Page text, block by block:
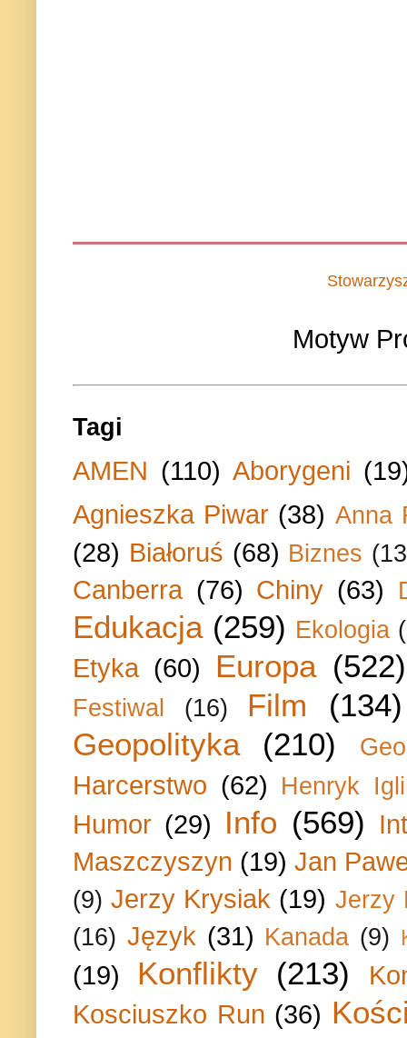
Motyw
Tagi
AMEN (110) Aborygeni
Agnieszka Piwar (38) Anna
(28) Białoruś (68) Biznes
Canberra (76) Chiny (63)
Edukacja (259) Ekologia
Etyka (60) Europa (522)
Festiwal (16) Film
(134)
Geopolityka
(210)
Harcerstwo (62) Henryk
Humor (29) Info (569)
Maszczyszyn (19) Jan
(9) Jerzy Krysiak (19) Jerzy
(16) Język (31) Kanada (9)
(19) Konflikty (213)
Kosciuszko Run (36)